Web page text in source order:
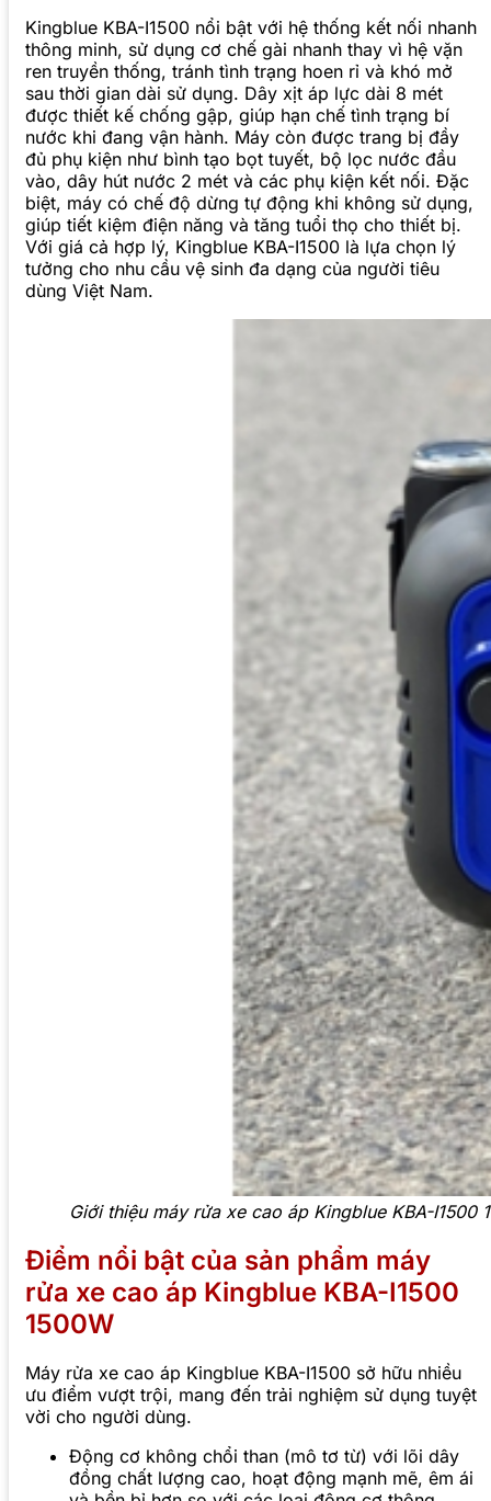
Kingblue KBA-I1500 nổi bật với hệ thống kết nối nhanh
thông minh, sử dụng cơ chế gài nhanh thay vì hệ vặn
ren truyền thống, tránh tình trạng hoen rỉ và khó mở
sau thời gian dài sử dụng. Dây xịt áp lực dài 8 mét
được thiết kế chống gập, giúp hạn chế tình trạng bí
nước khi đang vận hành. Máy còn được trang bị đầy
đủ phụ kiện như bình tạo bọt tuyết, bộ lọc nước đầu
vào, dây hút nước 2 mét và các phụ kiện kết nối. Đặc
biệt, máy có chế độ dừng tự động khi không sử dụng,
giúp tiết kiệm điện năng và tăng tuổi thọ cho thiết bị.
Với giá cả hợp lý, Kingblue KBA-I1500 là lựa chọn lý
tưởng cho nhu cầu vệ sinh đa dạng của người tiêu
dùng Việt Nam.
Giới thiệu máy rửa xe cao áp Kingblue KBA-I1500
Điểm nổi bật của sản phẩm máy
rửa xe cao áp Kingblue KBA-I1500
1500W
Máy rửa xe cao áp Kingblue KBA-I1500 sở hữu nhiều
ưu điểm vượt trội, mang đến trải nghiệm sử dụng tuyệt
vời cho người dùng.
Động cơ không chổi than (mô tơ từ) với lõi dây
đồng chất lượng cao, hoạt động mạnh mẽ, êm ái